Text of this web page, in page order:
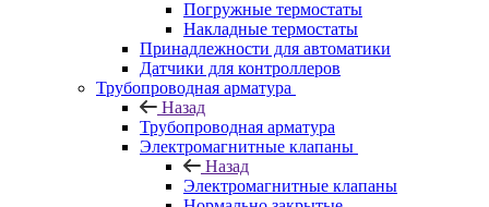
Погружные термостаты
Накладные термостаты
Принадлежности для автоматики
Датчики для контроллеров
Трубопроводная арматура
Назад
Трубопроводная арматура
Электромагнитные клапаны
Назад
Электромагнитные клапаны